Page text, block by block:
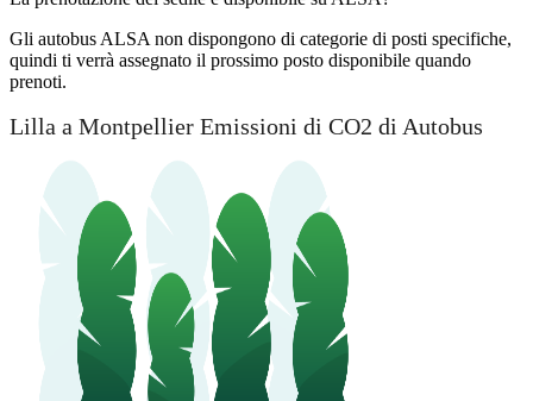
Gli autobus ALSA non dispongono di categorie di posti specifiche,
quindi ti verrà assegnato il prossimo posto disponibile quando
prenoti.
Lilla a Montpellier Emissioni di CO2 di Autobus